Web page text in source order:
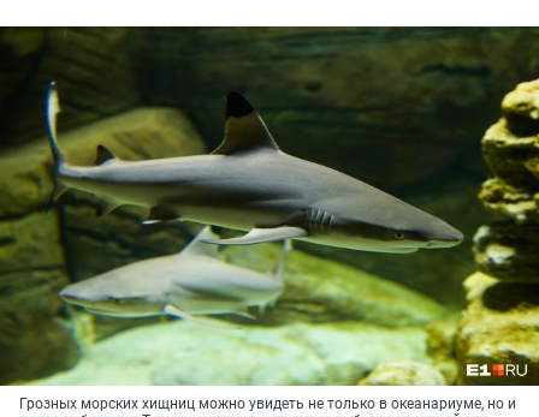
Грозных морских хищниц можно увидеть не только в океанариуме, но и